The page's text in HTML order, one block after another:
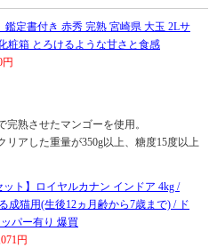
鑑定書付き 赤秀 完熟 宮崎県 大玉 2Lサ
粧箱 とろけるような甘さと食感
熟させたマンゴーを使用。
リアした重量が350g以上、糖度15度以上
ット】ロイヤルカナン インドア 4kg /
成猫用(生後12ヵ月齢から7歳まで) / ド
パー有り 爆買
円